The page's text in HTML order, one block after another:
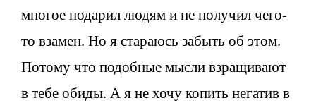
многое подарил людям и не получил чего-
то взамен. Но я стараюсь забыть об этом.
Потому что подобные мысли взращивают
в тебе обиды. А я не хочу копить негатив в